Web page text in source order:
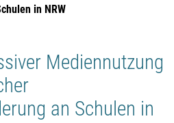
in NRW
Mediennutzung
an Schulen in